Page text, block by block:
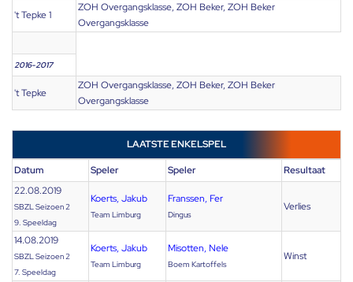
't Tepke 1
ZOH Overgangsklasse, ZOH Beker, ZOH Beker
Overgangsklasse
2016-2017
't Tepke
ZOH Overgangsklasse, ZOH Beker, ZOH Beker
Overgangsklasse
LAATSTE ENKELSPEL
Datum Speler Speler
Resultaat
22.08.2019
SBZL Seizoen 2
9. Speeldag
Koerts, Jakub
Team Limburg
Franssen, Fer
Dingus
Verlies
14.08.2019
SBZL Seizoen 2
7. Speeldag
Koerts, Jakub
Team Limburg
Misotten, Nele
Boem Kartoffels
Winst